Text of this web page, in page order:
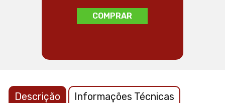
COMPRAR
Descrição Informações Técnicas